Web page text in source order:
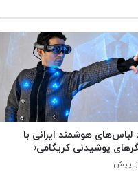
لباس‌های هوشمند ایرانی با
پوشیدنی کریگامی»